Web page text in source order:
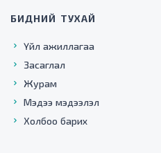
БИДНИЙ ТУХАЙ
Үйл ажиллагаа
Засаглал
Журам
Мэдээ мэдээлэл
Холбоо барих